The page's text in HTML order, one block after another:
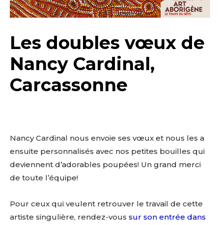
Les doubles vœux de
Nancy Cardinal,
Carcassonne
Nancy Cardinal nous envoie ses vœux et nous les a
ensuite personnalisés avec nos petites bouilles qui
deviennent d’adorables poupées! Un grand merci
de toute l’équipe!
Pour ceux qui veulent retrouver le travail de cette
artiste singulière, rendez-vous sur son entrée dans